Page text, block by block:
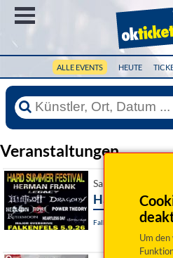
ALLE EVENTS HEUTE
Um den
Veranstaltungen
Sa 05. September
Hard Summer
Falkenfels / OT Sankt